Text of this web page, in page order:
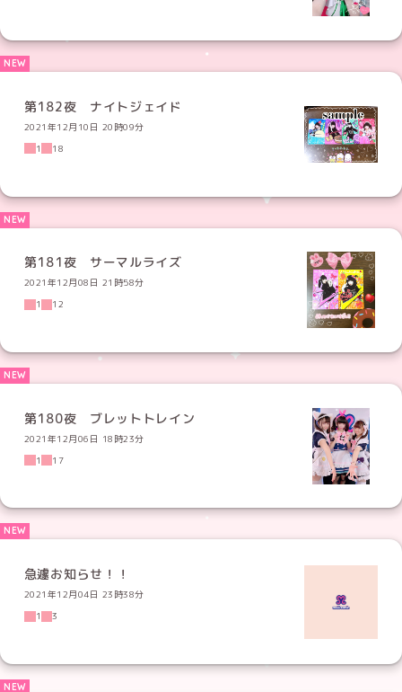
第182夜 ナイトジェイド
2021年12月10日 20時09分
1
18
第181夜 サーマルライズ
2021年12月08日 21時58分
1
12
第180夜 ブレットトレイン
2021年12月06日 18時23分
1
17
急遽お知らせ！！
2021年12月04日 23時38分
1
3